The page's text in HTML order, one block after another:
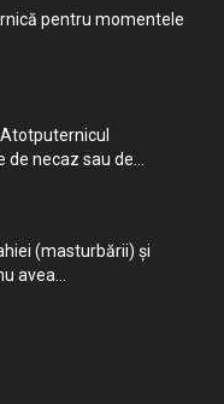
pentru momentele
de necaz sau de...
(masturbării) şi
avea...